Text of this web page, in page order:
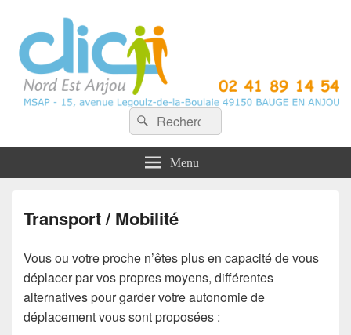
CLIC Nord Est Anjou
Recherche :
Rechercher
Menu
Transport / Mobilité
Vous ou votre proche n’êtes plus en capacité de vous
déplacer par vos propres moyens, différentes
alternatives pour garder votre autonomie de
déplacement vous sont proposées :